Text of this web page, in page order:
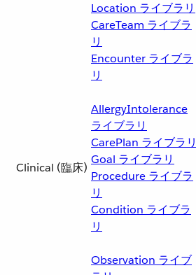
Location ライブラリ
CareTeam ライブラ
リ
Encounter ライブラ
リ
Clinical (臨床)
AllergyIntolerance
ライブラリ
CarePlan ライブラリ
Goal ライブラリ
Procedure ライブラ
リ
Condition ライブラ
リ
Observation ライブ